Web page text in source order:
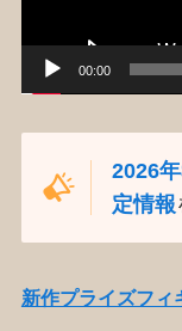
00:00
2026
定情報
新作プライズフィ